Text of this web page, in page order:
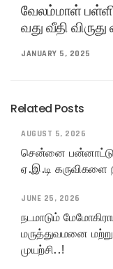
வேலம்மாள்
வது வீதி
JANUARY 5, 2025
Related Posts
AUGUST 5, 2026
சென்னை பன்னாட்டு
ஏ.இ.டி கருவிகளை
JUNE 25, 2026
நடமாடும்
மருத்துவமனை
முயற்சி..!